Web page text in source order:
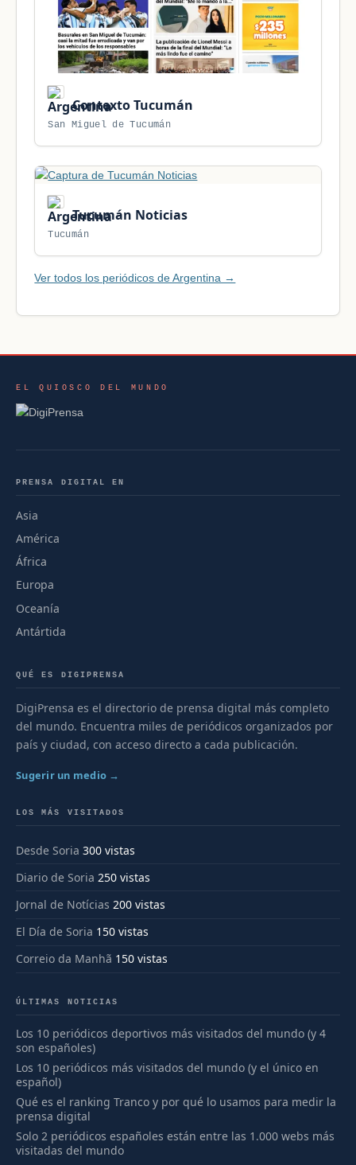
Contexto Tucumán
San Miguel de Tucumán
Tucumán Noticias
Tucumán
Ver todos los periódicos de Argentina →
EL QUIOSCO DEL MUNDO
PRENSA DIGITAL EN
Asia
América
África
Europa
Oceanía
Antártida
QUÉ ES DIGIPRENSA
DigiPrensa es el directorio de prensa digital más completo
del mundo. Encuentra miles de periódicos organizados por
país y ciudad, con acceso directo a cada publicación.
Sugerir un medio →
LOS MÁS VISITADOS
Desde Soria 300 vistas
Diario de Soria 250 vistas
Jornal de Notícias 200 vistas
El Día de Soria 150 vistas
Correio da Manhã 150 vistas
ÚLTIMAS NOTICIAS
Los 10 periódicos deportivos más visitados del mundo (y 4
son españoles)
Los 10 periódicos más visitados del mundo (y el único en
español)
Qué es el ranking Tranco y por qué lo usamos para medir la
prensa digital
Solo 2 periódicos españoles están entre las 1.000 webs más
visitadas del mundo